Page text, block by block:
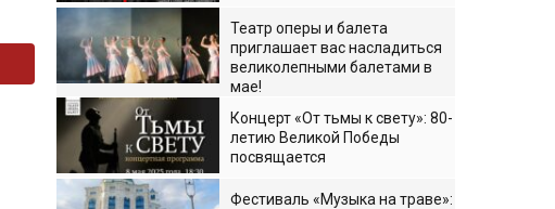
Театр оперы и балета
приглашает вас насладиться
великолепными балетами в
мае!
Концерт «От тьмы к свету»: 80-
летию Великой Победы
посвящается
Фестиваль «Музыка на траве»: